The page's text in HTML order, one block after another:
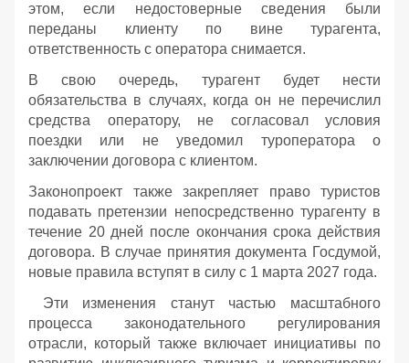
этом, если недостоверные сведения были
переданы клиенту по вине турагента,
ответственность с оператора снимается.
В свою очередь, турагент будет нести
обязательства в случаях, когда он не перечислил
средства оператору, не согласовал условия
поездки или не уведомил туроператора о
заключении договора с клиентом.
Законопроект также закрепляет право туристов
подавать претензии непосредственно турагенту в
течение 20 дней после окончания срока действия
договора. В случае принятия документа Госдумой,
новые правила вступят в силу с 1 марта 2027 года.
Эти изменения станут частью масштабного
процесса законодательного регулирования
отрасли, который также включает инициативы по